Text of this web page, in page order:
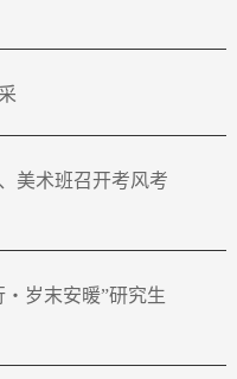
美术班召开考风考
・岁末安暖”研究生